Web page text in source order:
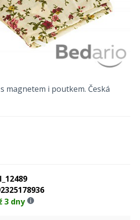
magnetem i poutkem. Česká
3 dny